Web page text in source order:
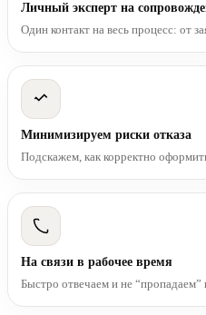
Личный эксперт на
Один контакт на весь процесс: от
Минимизируем риски отказа
Подскажем, как корректно
На связи в рабочее время
Быстро отвечаем и не “пропадаем”